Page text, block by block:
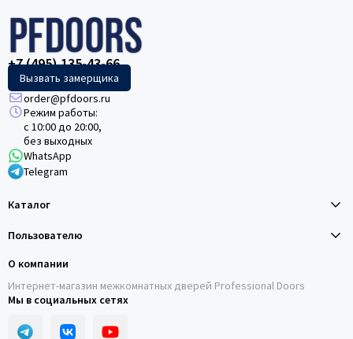
+7 (495) 135-43-66
Вызвать замерщика
order@pfdoors.ru
Режим работы:
с 10:00 до 20:00,
без выходных
WhatsApp
Telegram
Каталог
Пользователю
О компании
Интернет-магазин межкомнатных дверей Professional Doors
Мы в социальных сетях